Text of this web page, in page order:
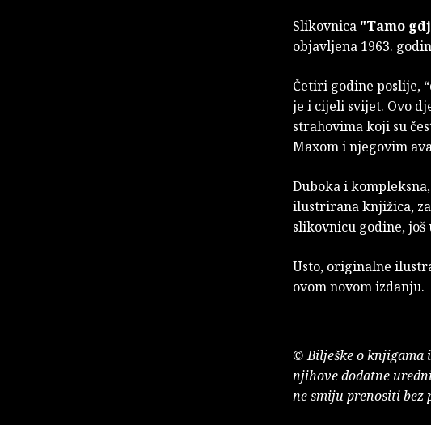
Slikovnica "Tamo
objavljena 1963.
Četiri godine poslije,
je i cijeli svijet. Ovo
strahovima koji su
Maxom i njegovim
Duboka i
ilustrirana knjižica,
slikovnicu godine,
Usto, originalne
ovom novom izdanju.
© Bilješke o knjigama
njihove dodatne
ne smiju prenositi bez